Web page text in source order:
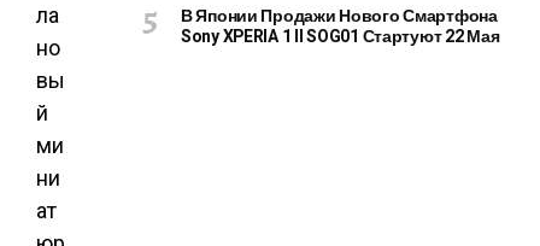
ла
но
вы
й
ми
ни
ат
В Японии Продажи Нового Смартфона
Sony XPERIA 1 II SOG01 Стартуют 22 Мая